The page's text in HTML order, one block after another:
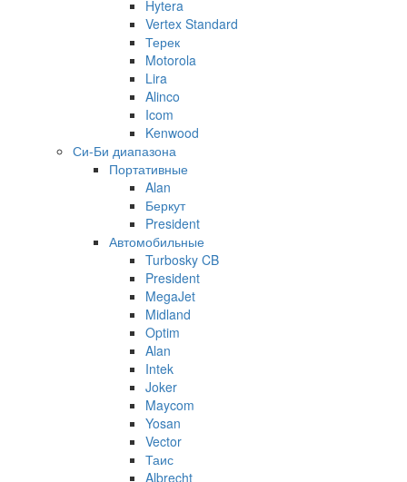
Hytera
Vertex Standard
Терек
Motorola
Lira
Alinco
Icom
Kenwood
Си-Би диапазона
Портативные
Alan
Беркут
President
Автомобильные
Turbosky CB
President
MegaJet
Midland
Optim
Alan
Intek
Joker
Maycom
Yosan
Vector
Таис
Albrecht